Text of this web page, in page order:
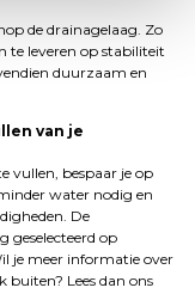
de drainagelaag. Zo
te leveren op stabiliteit
duurzaam en
van je
vullen, bespaar je op
water nodig en
De
geselecteerd op
je meer informatie over
buiten? Lees dan ons